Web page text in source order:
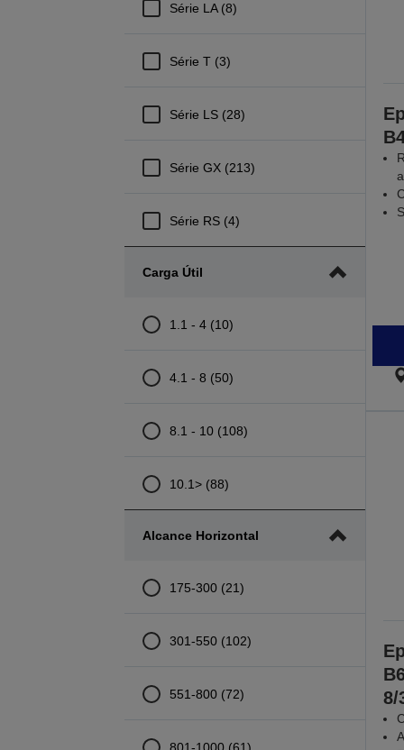
Série LA (8)
Série T (3)
Série LS (28)
Série GX (213)
Série RS (4)
Carga Útil
1.1 - 4 (10)
4.1 - 8 (50)
8.1 - 10 (108)
10.1> (88)
Alcance Horizontal
175-300 (21)
301-550 (102)
551-800 (72)
801-1000 (61)
8/